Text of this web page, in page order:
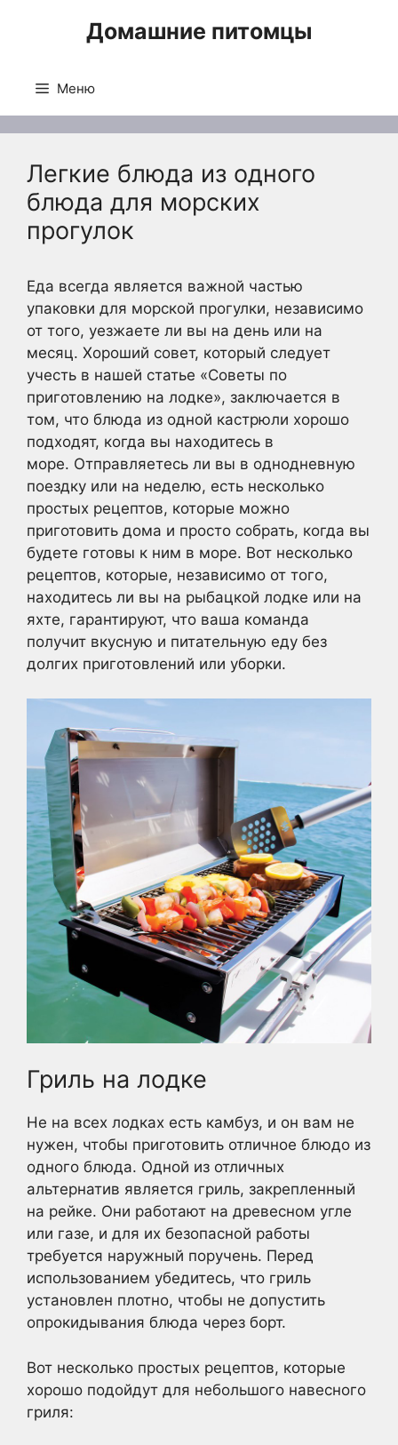
Домашние питомцы
Меню
Легкие блюда из одного
блюда для морских
прогулок
Еда всегда является важной частью
упаковки для морской прогулки, независимо
от того, уезжаете ли вы на день или на
месяц. Хороший совет, который следует
учесть в нашей статье «Советы по
приготовлению на лодке», заключается в
том, что блюда из одной кастрюли хорошо
подходят, когда вы находитесь в
море. Отправляетесь ли вы в однодневную
поездку или на неделю, есть несколько
простых рецептов, которые можно
приготовить дома и просто собрать, когда вы
будете готовы к ним в море. Вот несколько
рецептов, которые, независимо от того,
находитесь ли вы на рыбацкой лодке или на
яхте, гарантируют, что ваша команда
получит вкусную и питательную еду без
долгих приготовлений или уборки.
Гриль на лодке
Не на всех лодках есть камбуз, и он вам не
нужен, чтобы приготовить отличное блюдо из
одного блюда. Одной из отличных
альтернатив является гриль, закрепленный
на рейке. Они работают на древесном угле
или газе, и для их безопасной работы
требуется наружный поручень. Перед
использованием убедитесь, что гриль
установлен плотно, чтобы не допустить
опрокидывания блюда через борт.
Вот несколько простых рецептов, которые
хорошо подойдут для небольшого навесного
гриля: